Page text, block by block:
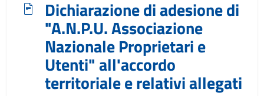
Dichiarazione di adesione di
"A.N.P.U. Associazione
Nazionale Proprietari e
Utenti" all'accordo
territoriale e relativi allegati